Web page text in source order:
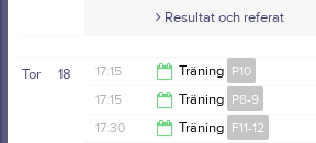
Resultat och referat
18
Tor 17:15 Träning P10
18:30
17:15 Träning P8-9
17:30 Träning F11-12